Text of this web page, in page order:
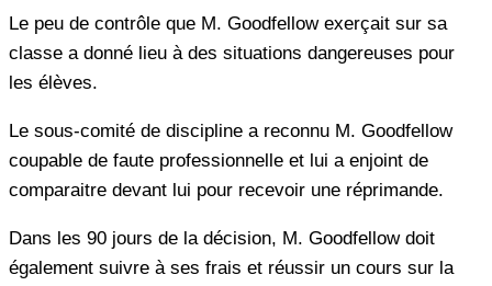
Le peu de contrôle que M. Goodfellow exerçait sur sa
classe a donné lieu à des situations dangereuses pour
les élèves.
Le sous-comité de discipline a reconnu M. Goodfellow
coupable de faute professionnelle et lui a enjoint de
comparaitre devant lui pour recevoir une réprimande.
Dans les 90 jours de la décision, M. Goodfellow doit
également suivre à ses frais et réussir un cours sur la